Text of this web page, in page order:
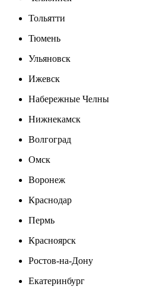
Тольятти
Тюмень
Ульяновск
Ижевск
Набережные Челны
Нижнекамск
Волгоград
Омск
Воронеж
Краснодар
Пермь
Красноярск
Ростов-на-Дону
Екатеринбург